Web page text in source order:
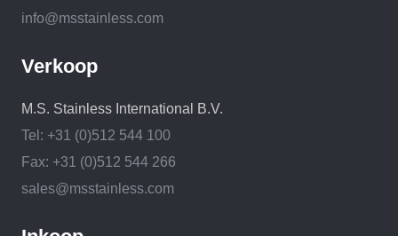
info@msstainless.com
Verkoop
M.S. Stainless International B.V.
Tel: +31 (0)512 544 100
Fax: +31 (0)512 544 266
sales@msstainless.com